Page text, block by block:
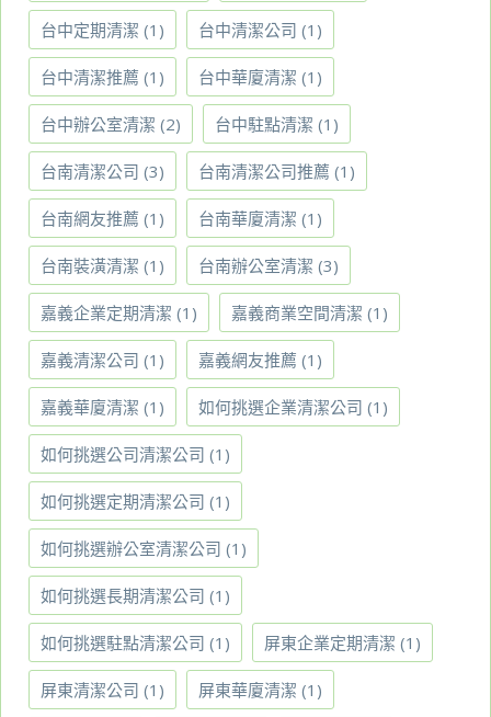
台中定期清潔 (1) 台中清潔公司 (1)
台中清潔推薦 (1) 台中華廈清潔 (1)
台中辦公室清潔 (2) 台中駐點清潔 (1)
台南清潔公司 (3) 台南清潔公司推薦 (1)
台南網友推薦 (1) 台南華廈清潔 (1)
台南裝潢清潔 (1) 台南辦公室清潔 (3)
嘉義企業定期清潔 (1) 嘉義商業空間清潔 (1)
嘉義清潔公司 (1) 嘉義網友推薦 (1)
嘉義華廈清潔 (1) 如何挑選企業清潔公司 (1)
如何挑選公司清潔公司 (1)
如何挑選定期清潔公司 (1)
如何挑選辦公室清潔公司 (1)
如何挑選長期清潔公司 (1)
如何挑選駐點清潔公司 (1) 屏東企業定期清潔 (1)
屏東清潔公司 (1) 屏東華廈清潔 (1)